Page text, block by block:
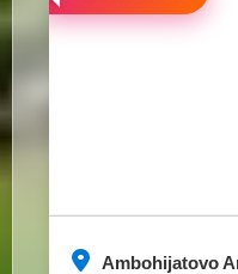
Ambohijatovo